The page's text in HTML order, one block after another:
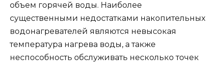
объем горячей воды. Наиболее
существенными недостатками накопительных
водонагревателей являются невысокая
температура нагрева воды, а также
неспособность обслуживать несколько точек